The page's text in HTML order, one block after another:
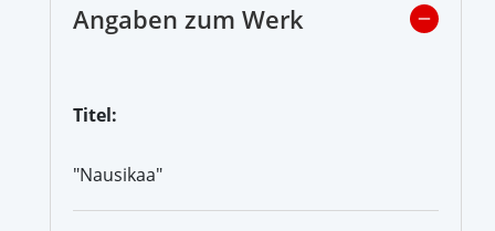
Angaben zum Werk
Titel:
"Nausikaa"